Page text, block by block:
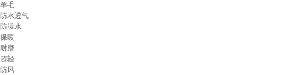
羊毛
防水透气
防泼水
保暖
耐磨
超轻
防风